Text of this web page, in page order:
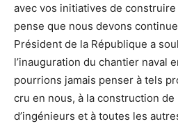
avec vos initiatives de
pense que nous devons
Président de la République a
l’inauguration du chantier naval
pourrions jamais penser à tels
cru en nous, à la construction de
d’ingénieurs et à toutes les